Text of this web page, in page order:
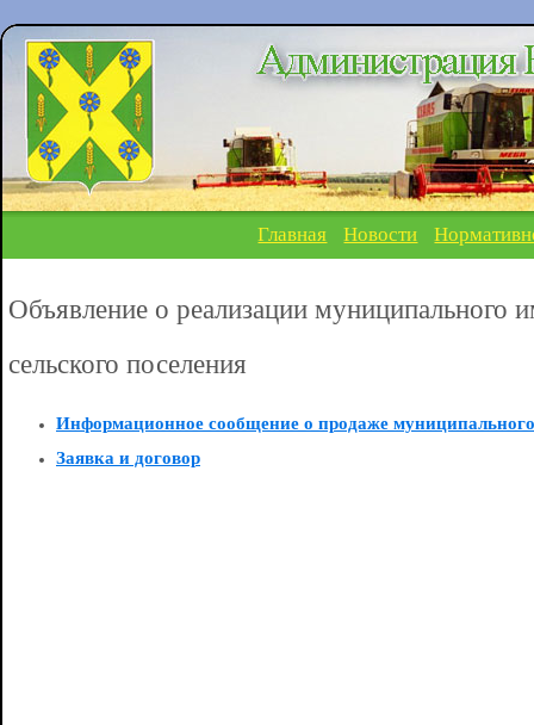
Главная Новости
Объявление о реализации муниципального
сельского поселения
Информационное сообщение о продаже
Заявка и договор